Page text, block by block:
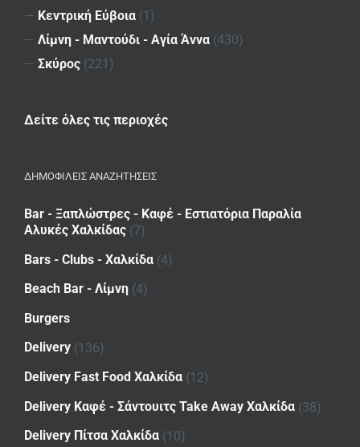
— Κεντρική Εύβοια (1)
— Λίμνη - Μαντούδι - Αγία Άννα (430)
— Σκύρος (221)
Δείτε όλες τις περιοχές
ΔΗΜΟΦΙΛΕΙΣ ΑΝΑΖΗΤΗΣΕΙΣ
Bar - Ξαπλώστρες - Καφέ - Εστιατόρια Παραλία
Αλυκές Χαλκίδας (7)
Bars - Clubs - Χαλκίδα (4)
Beach Bar - Λίμνη (4)
Burgers
Delivery (136)
Delivery Fast Food Χαλκίδα (12)
Delivery Καφέ - Σάντουιτς Take Away Χαλκίδα (38)
Delivery Πίτσα Χαλκίδα (10)